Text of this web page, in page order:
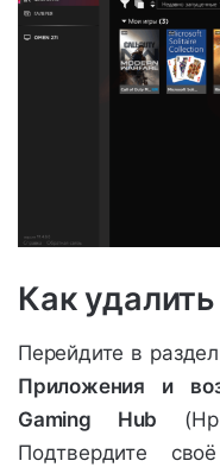
Как
Перейдите в раздел
Приложения и
Gaming Hub
Подтвердите